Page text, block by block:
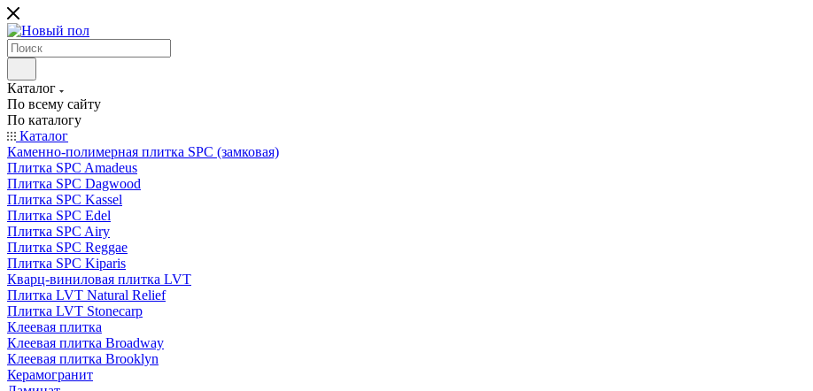
Каталог
По всему сайту
По каталогу
Каталог
Каменно-полимерная плитка SPC (замковая)
Плитка SPC Amadeus
Плитка SPC Dagwood
Плитка SPC Kassel
Плитка SPC Edel
Плитка SPC Airy
Плитка SPC Reggae
Плитка SPC Kiparis
Кварц-виниловая плитка LVT
Плитка LVT Natural Relief
Плитка LVT Stonecarp
Клеевая плитка
Клеевая плитка Broadway
Клеевая плитка Brooklyn
Керамогранит